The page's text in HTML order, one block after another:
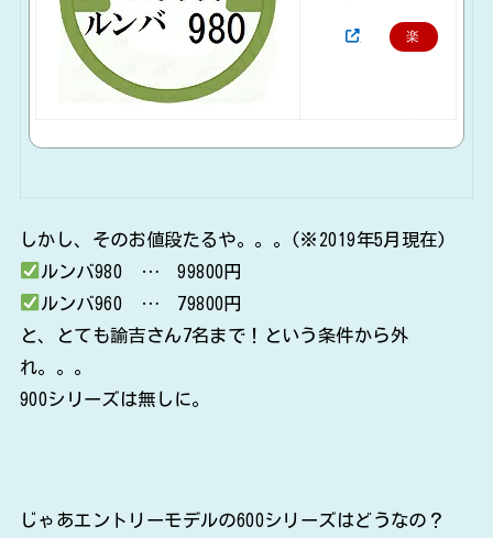
楽
しかし、そのお値段たるや。。。(※2019年5月現在)
ルンバ980 … 99800円
ルンバ960 … 79800円
と、とても諭吉さん7名まで！という条件から外
れ。。。
900シリーズは無しに。
じゃあエントリーモデルの600シリーズはどうなの？